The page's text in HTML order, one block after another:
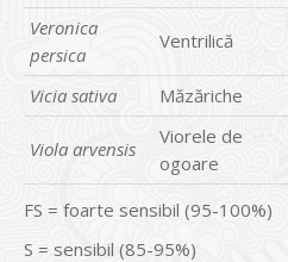
Veronica
persica
Ventrilică
Vicia sativa Măzăriche
Viola arvensis
Viorele de
ogoare
FS = foarte sensibil (95-100%)
S = sensibil (85-95%)